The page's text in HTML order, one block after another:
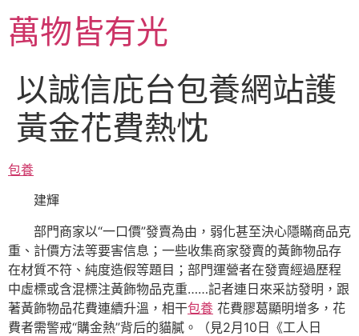
主萬物皆有光
以誠信庇台包養網站護
黃金花費熱忱
包養
建輝
部門商家以“一口價”發賣為由，弱化甚至決心隱瞞商品克
重、計價方法等要害信息；一些收集商家發賣的黃飾物品存
在材質不符、純度造假等題目；部門運營者在發賣經過歷程
中虛標或含混標注黃飾物品克重……記者連日來采訪發明，跟
著黃飾物品花費連續升溫，相干包養 花費膠葛顯明增多，花
費者需警戒“購金熱”背后的貓膩。（見2月10日《工人日